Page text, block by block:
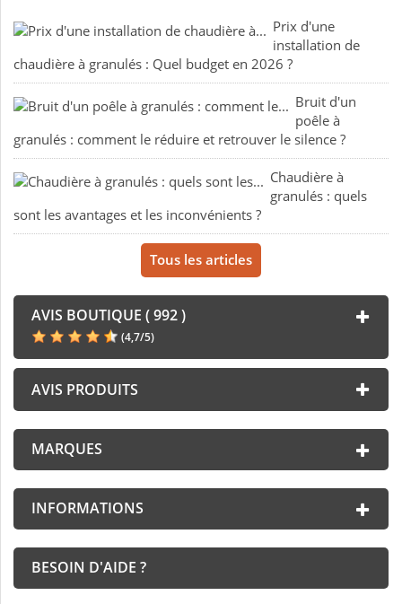
Prix d'une
installation de
chaudière à granulés : Quel budget en 2026 ?
Bruit d'un
poêle à
granulés : comment le réduire et retrouver le silence ?
Chaudière à
granulés : quels
sont les avantages et les inconvénients ?
Tous les articles
AVIS BOUTIQUE ( 992 )
(4,7/5)
AVIS PRODUITS
MARQUES
INFORMATIONS
BESOIN D'AIDE ?